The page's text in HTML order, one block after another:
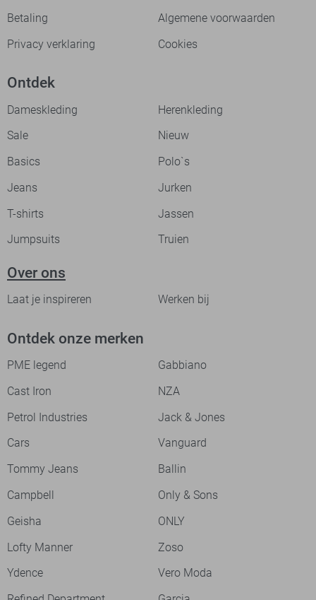
Betaling
Algemene voorwaarden
Privacy verklaring
Cookies
Ontdek
Dameskleding
Herenkleding
Sale
Nieuw
Basics
Polo`s
Jeans
Jurken
T-shirts
Jassen
Jumpsuits
Truien
Over ons
Laat je inspireren Werken bij
Ontdek onze merken
PME legend
Gabbiano
Cast Iron
NZA
Petrol Industries
Jack & Jones
Cars
Vanguard
Tommy Jeans
Ballin
Campbell
Only & Sons
Geisha
ONLY
Lofty Manner
Zoso
Ydence
Vero Moda